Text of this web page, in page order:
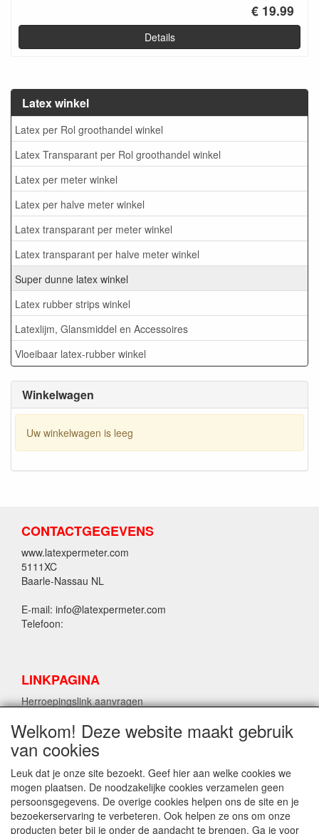
Latex winkel
Latex per Rol groothandel winkel
Latex Transparant per Rol groothandel winkel
Latex per meter winkel
Latex per halve meter winkel
Latex transparant per meter winkel
Latex transparant per halve meter winkel
Super dunne latex winkel
Latex rubber strips winkel
Latexlijm, Glansmiddel en Accessoires
Vloeibaar latex-rubber winkel
Winkelwagen
Uw winkelwagen is leeg
€ 19.99
Details
CONTACTGEGEVENS
www.latexpermeter.com
5111XC
Baarle-Nassau NL
E-mail: info@latexpermeter.com
Telefoon:
LINKPAGINA
Herroepingslink aanvragen
LPM LATEX INFORMATIE
Herroepingslink aanvragen
ALG. INFO
Welkom! Deze website maakt gebruik
van cookies
Leuk dat je onze site bezoekt. Geef hier aan welke cookies we
mogen plaatsen. De noodzakelijke cookies verzamelen geen
persoonsgegevens. De overige cookies helpen ons de site en je
bezoekerservaring te verbeteren. Ook helpen ze ons om onze
producten beter bij je onder de aandacht te brengen. Ga je voor